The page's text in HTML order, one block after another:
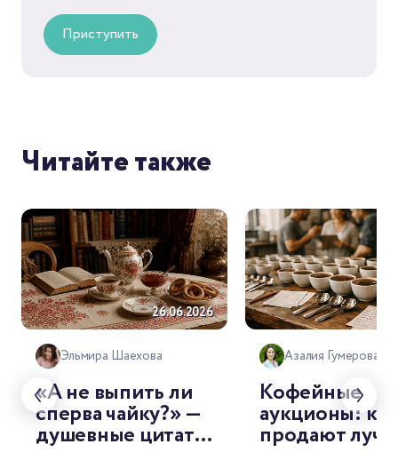
Приступить
Читайте также
26.06.2026
Эльмира Шаехова
«А не выпить ли
сперва чайку?» —
душевные цитаты
Азалия Гумерова
Кофейные
аукционы: как
продают